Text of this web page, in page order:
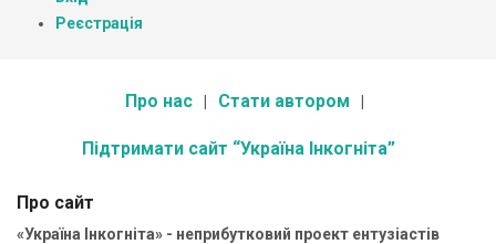
Реєстрація
Про нас Стати автором
Підтримати сайт “Україна Інкогніта”
Про сайт
«Україна Інкогніта» - неприбутковий проект ентузіастів